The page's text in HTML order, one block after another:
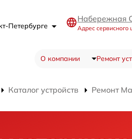
Петербурге
Набережная
Адрес сервисного
О компании Ремонт
Каталог устройств Ремонт